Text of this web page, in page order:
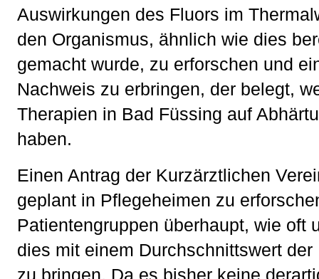
Auswirkungen des Fluors im
den Organismus, ähnlich wie dies
gemacht wurde, zu erforschen und
Nachweis zu erbringen, der belegt,
Therapien in Bad Füssing auf
haben.
Einen Antrag der Kurzärztlichen
geplant in Pflegeheimen zu
Patientengruppen überhaupt, wie oft
dies mit einem Durchschnittswert
zu bringen. Da es bisher keine